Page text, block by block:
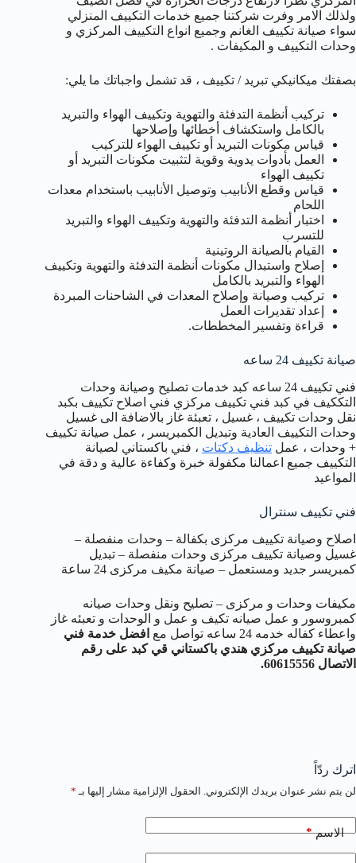
ولذلك الامر وفرت شركتنا جميع خدمات التكييف المنزلي
سواء صيانة تكييف الغانم وجميع انواع التكييف المركزي و
وحدات التكييف و المكيفات .
بصفتك ميكانيكي تبريد / تكييف ، قد تشمل واجباتك ما يلي:
تركيب أنظمة التدفئة والتهوية وتكييف الهواء والتبريد
بالكامل واستكشاف أخطائها وإصلاحها
قياس مكونات التبريد أو تكييف الهواء للتركيب
العمل بأدوات يدوية وقوية لتثبيت مكونات التبريد أو
تكييف الهواء
قياس وقطع الأنابيب وتوصيل الأنابيب باستخدام معدات
اللحام
اختبار أنظمة التدفئة والتهوية وتكييف الهواء والتبريد
للتسرب
القيام بالصيانة الروتينية
إصلاح واستبدال مكونات أنظمة التدفئة والتهوية وتكييف
الهواء والتبريد بالكامل
تركيب وصيانة وإصلاح المعدات في الشاحنات المبردة
إعداد تقديرات العمل
قراءة وتفسير المخططات.
صيانة تكييف 24 ساعه
فني تكييف 24 ساعه كبد خدمات تصليح وصيانة وحدات
التككيف في كبد فني تكييف مركزي فني اصلاح تكييف بكبد
نقل وحدات تكييف ، غسيل ، تعبئة غاز بالاضافة الى غسيل
وحدات التكييف العادية وتبديل الكمبريسر ، عمل صيانة تكييف
+ وحدات ، عمل تنظيف دكتات ، فني باكستاني لصيانة
التكييف جميع اعمالنا مكفولة خبرة وكفاءة عالية و دقة في
المواعيد
فني تكييف سنترال
اصلاح وصيانة تكييف مركزى بكفالة – وحدات منفصلة –
غسيل وصيانة تكييف مركزى وحدات منفصلة – تبديل
كمبريسر جديد ومستعمل – صيانة مكيف مركزى 24 ساعة
مكيفات وحدات و مركزى – تصليح ونقل وحدات صيانه
كمبروسور و عمل صيانه تكيف و عمل و الوحدات و تعبئه غاز
واعطاء كفاله خدمه 24 ساعه تواصل مع
افضل خدمة فني
صيانة تكييف مركزي هندي باكستاني قي كبد على رقم
الاتصال 60615556.
اترك ردّاً
لن يتم نشر عنوان بريدك الإلكتروني. الحقول الإلزامية مشار إليها بـ *
الاسم*